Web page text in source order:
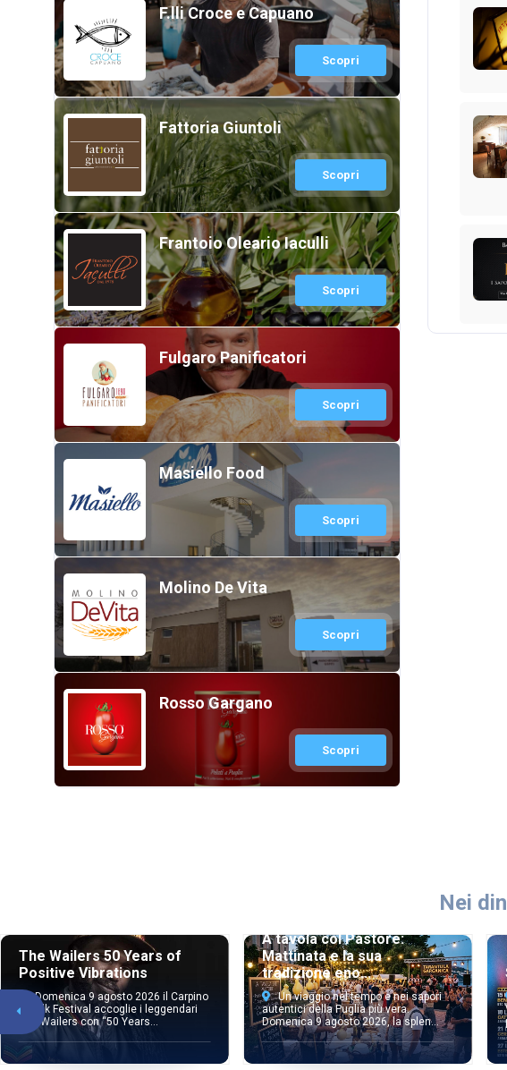
F.lli Croce e Capuano
Scopri
Fattoria Giuntoli
Scopri
Frantoio Oleario Iaculli
Scopri
Fulgaro Panificatori
Scopri
Masiello Food
Scopri
Molino De Vita
Scopri
Rosso Gargano
Scopri
Nei
The Wailers 50 Years of
Positive Vibrations
Domenica 9 agosto 2026 il Carpino
in Folk Festival accoglie i leggendari
The Wailers con “50 Years...
A tavola col Pastore:
Mattinata e la sua
tradizione eno...
Un viaggio nel tempo e nei sapori
autentici della Puglia più vera.
Domenica 9 agosto 2026, la splen...